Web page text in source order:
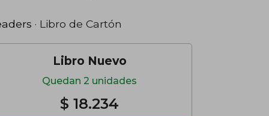
· Libro de Cartón
Libro Nuevo
Quedan 2 unidades
$ 18.234